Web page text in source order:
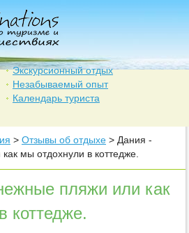
Экскурсионный отдых
Незабываемый опыт
Календарь туриста
> Отзывы об отдыхе > Дания -
мы отдохнули в коттедже.
пляжи или как
коттедже.